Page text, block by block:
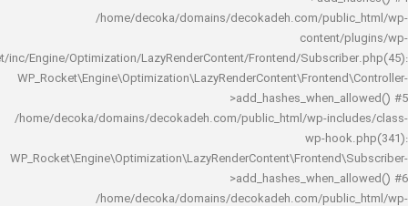
/home/decoka/domains/decokadeh.com/
rocket/inc/Engine/Optimization/LazyRenderContent/Frontend/
/home/decoka/domains/decokadeh.com/public_html/wp-
wp-
/home/decoka/domains/decokadeh.com/